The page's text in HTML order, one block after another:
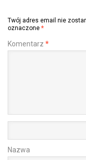
Twój adres email nie
oznaczone *
Komentarz *
Nazwa